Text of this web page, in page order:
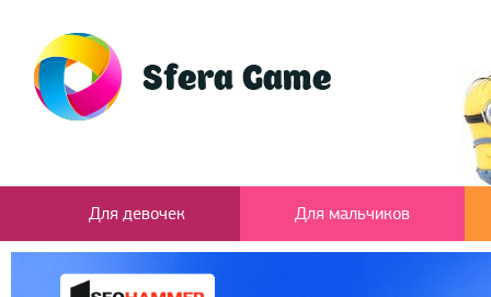
Для девочек Для мальчиков